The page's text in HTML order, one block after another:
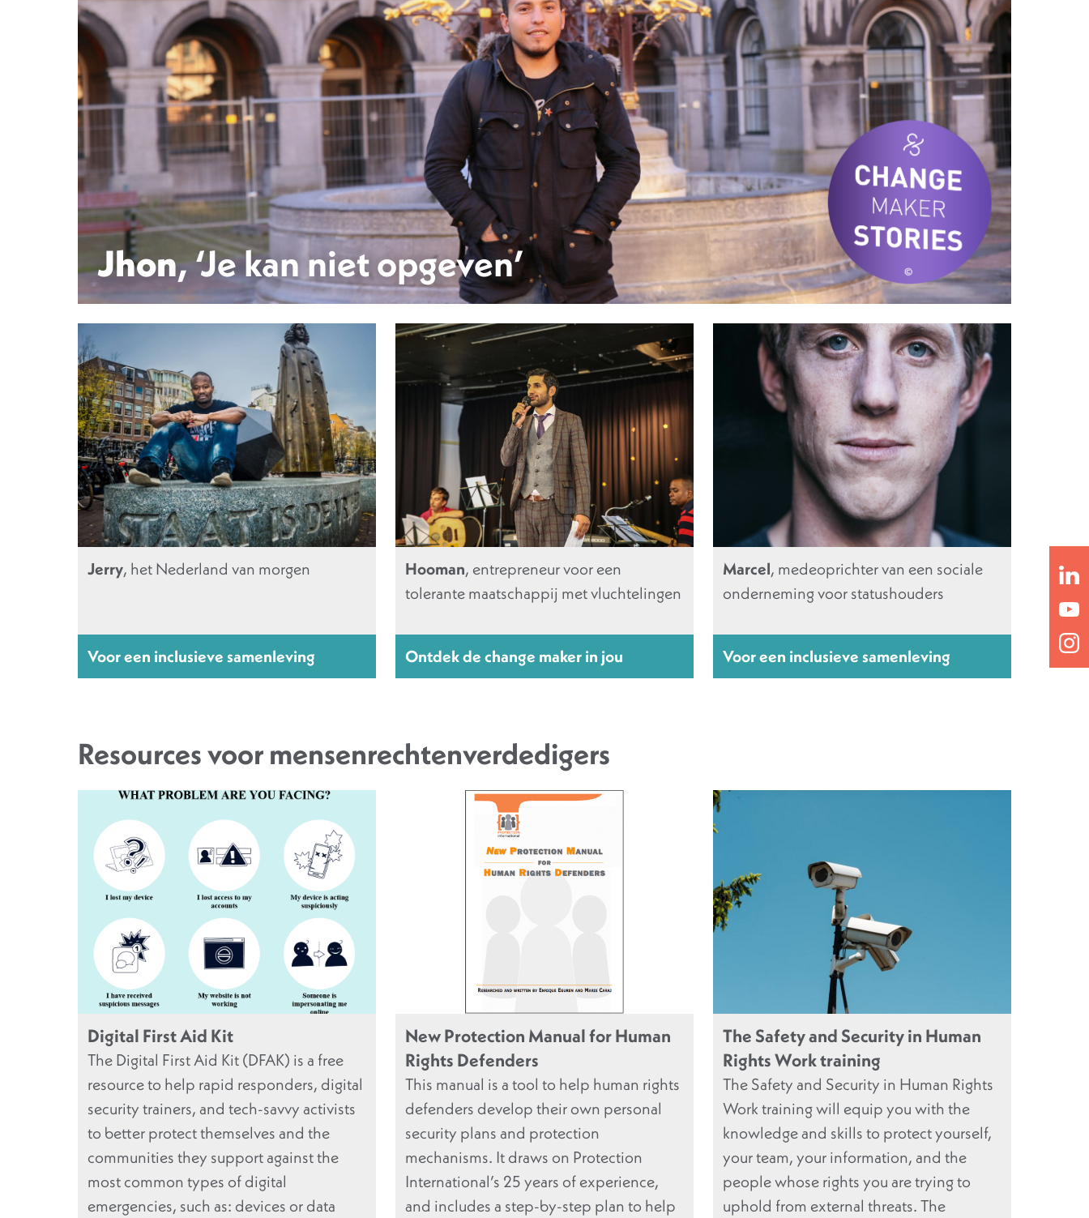
Jhon, ‘Je kan niet opgeven’
Jerry, het Nederland van morgen
Voor een inclusieve samenleving
Hooman, entrepreneur voor een
tolerante maatschappij met vluchtelingen
Ontdek de change maker in jou
Marcel, medeoprichter van een sociale
onderneming voor statushouders
Voor een inclusieve samenleving
Resources voor mensenrechtenverdedigers
Digital First Aid Kit
The Digital First Aid Kit (DFAK) is a free
resource to help rapid responders, digital
security trainers, and tech-savvy activists
to better protect themselves and the
communities they support against the
most common types of digital
emergencies, such as: devices or data
New Protection Manual for Human
Rights Defenders
This manual is a tool to help human rights
defenders develop their own personal
security plans and protection
mechanisms. It draws on Protection
International’s 25 years of experience,
and includes a step-by-step plan to help
The Safety and Security in Human
Rights Work training
The Safety and Security in Human Rights
Work training will equip you with the
knowledge and skills to protect yourself,
your team, your information, and the
people whose rights you are trying to
uphold from external threats. The